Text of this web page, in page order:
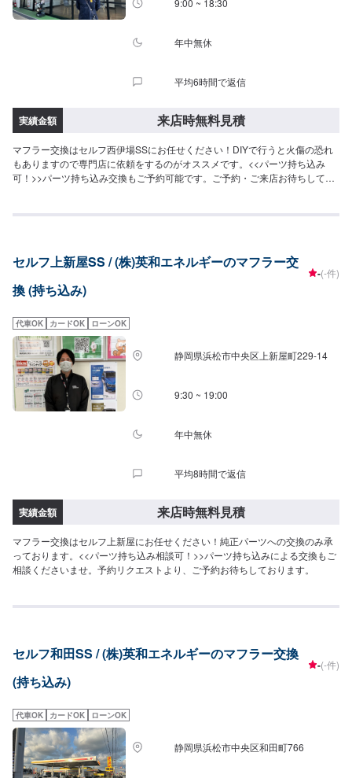
9:00 ~ 18:30
年中無休
平均6時間で返信
実績金額 来店時無料見積
マフラー交換はセルフ西伊場SSにお任せください！DIYで行うと火傷の恐れ
もありますので専門店に依頼をするのがオススメです。<<パーツ持ち込み
可！>>パーツ持ち込み交換もご予約可能です。ご予約・ご来店お待ちしてお
セルフ上新屋SS / (株)英和エネルギーのマフラー交
換 (持ち込み)
-(-件)
代車OK カードOK ローンOK
静岡県浜松市中央区上新屋町229-14
9:30 ~ 19:00
年中無休
平均8時間で返信
実績金額 来店時無料見積
マフラー交換はセルフ上新屋にお任せください！純正パーツへの交換のみ承
っております。<<パーツ持ち込み相談可！>>パーツ持ち込みによる交換もご
相談くださいませ。予約リクエストより、ご予約お待ちしております。
セルフ和田SS / (株)英和エネルギーのマフラー交換
(持ち込み)
-(-件)
代車OK カードOK ローンOK
静岡県浜松市中央区和田町766